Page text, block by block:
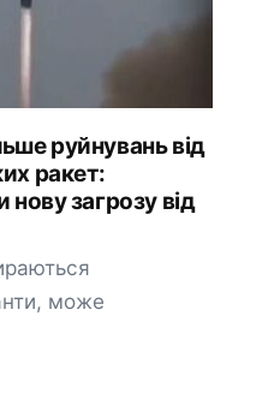
руйнувань від
ракет:
нову загрозу від
може